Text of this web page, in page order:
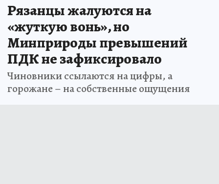
Рязанцы жалуются на
«жуткую вонь», но
Минприроды превышений
ПДК не зафиксировало
Чиновники ссылаются на цифры, а
горожане – на собственные ощущения